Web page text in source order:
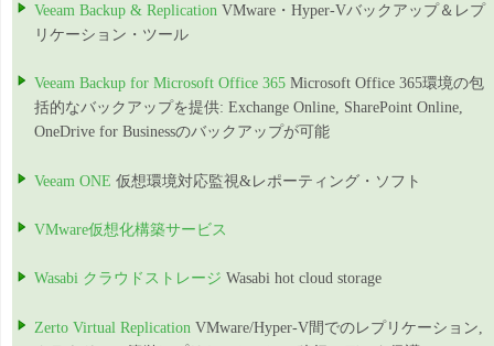
Veeam Backup & Replication VMware・Hyper-Vバックアップ＆レプ
リケーション・ツール
Veeam Backup for Microsoft Office 365 Microsoft Office 365環境の包
括的なバックアップを提供: Exchange Online, SharePoint Online,
OneDrive for Businessのバックアップが可能
Veeam ONE 仮想環境対応監視&レポーティング・ソフト
VMware仮想化構築サービス
Wasabi クラウドストレージ Wasabi hot cloud storage
Zerto Virtual Replication VMware/Hyper-V間でのレプリケーション,